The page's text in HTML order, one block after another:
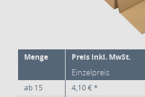
Menge Preis inkl. MwSt.
Einzelpreis
ab 15 4,10 € *